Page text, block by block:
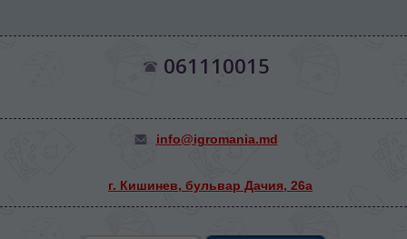
061110015
info@igromania.md
г. Кишинев, бульвар Дачия, 26а